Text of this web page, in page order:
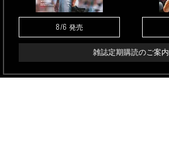
8/6 発売
雑誌定期購読のご案内